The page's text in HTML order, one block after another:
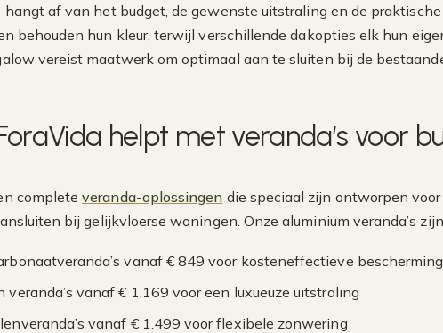
hangt af van het budget, de gewenste uitstraling en de
behouden hun kleur, terwijl verschillende dakopties elk hun
vereist maatwerk om optimaal aan te sluiten bij de
helpt met veranda’s voor
completeveranda-oplossingen die speciaal zijn ontworpen
bij gelijkvloerse woningen. Onze aluminium veranda’s
vanaf € 849 voor kosteneffectieve bescherming
veranda’s vanaf € 1.169 voor een luxueuze uitstraling
vanaf € 1.499 voor flexibele zonwering